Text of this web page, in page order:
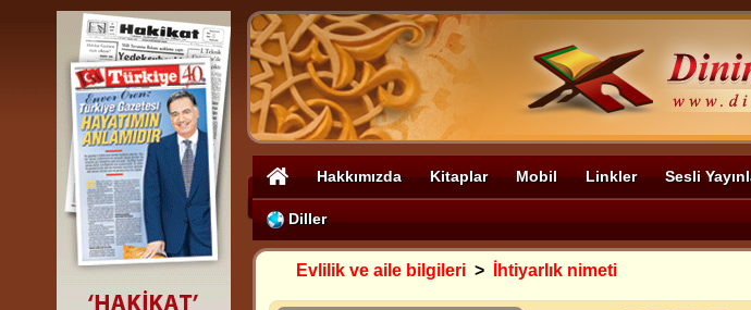
Hakkımızda Kitaplar Mobil Linkler Sesli
Diller
Evlilik ve aile bilgileri > İhtiyarlık nimeti